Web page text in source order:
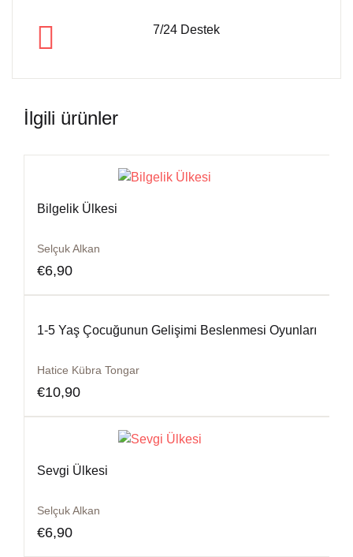
7/24 Destek
İlgili ürünler
Bilgelik Ülkesi
Selçuk Alkan
€6,90
1-5 Yaş Çocuğunun Gelişimi Beslenmesi Oyunları
Hatice Kübra Tongar
€10,90
Sevgi Ülkesi
Selçuk Alkan
€6,90